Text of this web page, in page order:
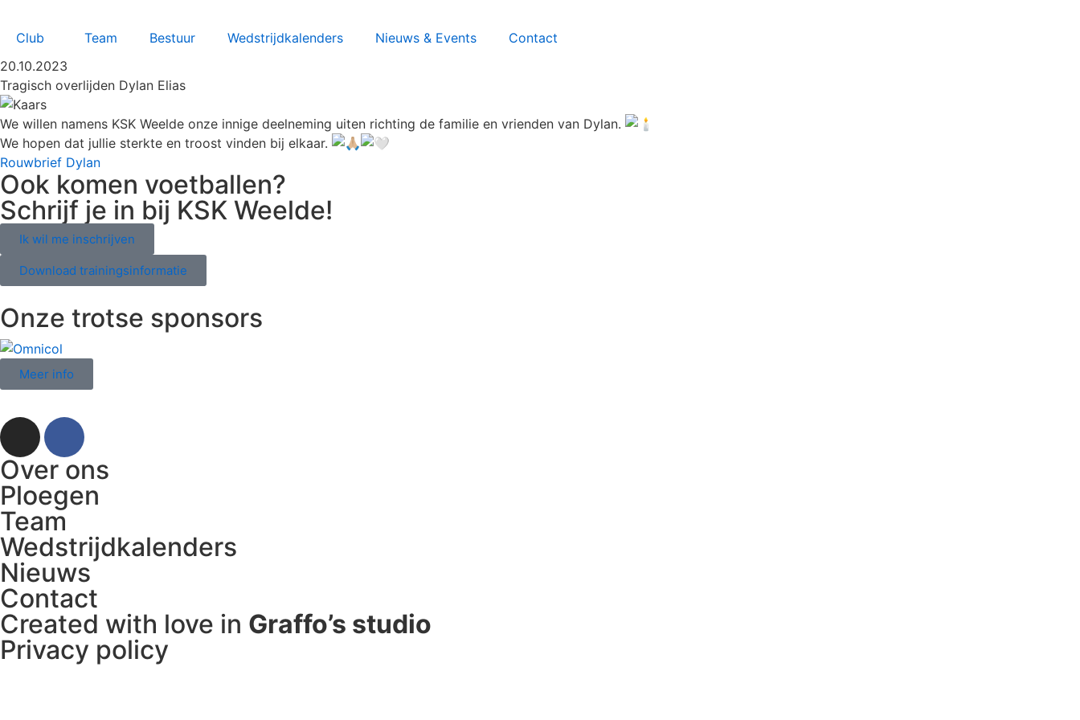
Club Team Bestuur Wedstrijdkalenders Nieuws & Events
Contact
20.10.2023
Tragisch overlijden Dylan Elias
We willen namens KSK Weelde onze innige deelneming uiten richting de familie en vrienden van Dylan.
We hopen dat jullie sterkte en troost vinden bij elkaar.
Rouwbrief Dylan
Ook komen voetballen?
Schrijf je in bij KSK Weelde!
Ik wil me inschrijven
Download trainingsinformatie
Onze trotse sponsors
Meer info
Over ons
Ploegen
Team
Wedstrijdkalenders
Nieuws
Contact
Created with love in Graffo’s studio
Privacy policy